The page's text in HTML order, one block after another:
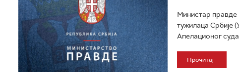
Министар правде
тужилаца Србије
Апелационог
Прочитај